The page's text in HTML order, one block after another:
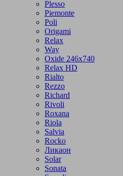
Plesso
Piemonte
Poli
Origami
Relax
Way
Oxide 246x740
Relax HD
Rialto
Rezzo
Richard
Rivoli
Roxana
Riola
Salvia
Rocko
Ликаон
Solar
Sonata